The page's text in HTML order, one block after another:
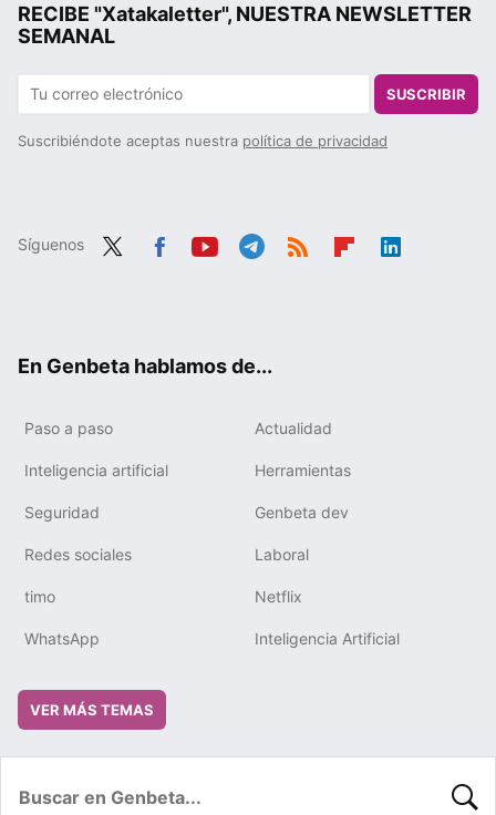
RECIBE "Xatakaletter", NUESTRA NEWSLETTER
SEMANAL
SUSCRIBIR
Suscribiéndote aceptas nuestra política de privacidad
Síguenos
En Genbeta hablamos de...
Paso a paso Actualidad
Inteligencia artificial Herramientas
Seguridad Genbeta dev
Redes sociales Laboral
timo Netflix
WhatsApp Inteligencia Artificial
VER MÁS TEMAS